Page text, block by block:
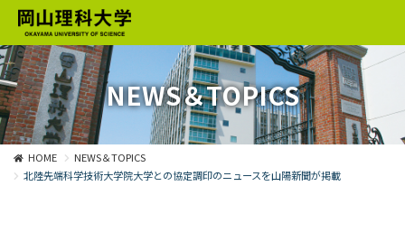
NEWS＆TOPICS
HOME
NEWS＆TOPICS
北陸先端科学技術大学院大学との協定調印のニュースを山陽新聞が掲載